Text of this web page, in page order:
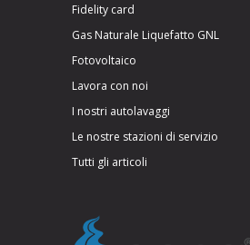
Fidelity card
Gas Naturale Liquefatto GNL
Fotovoltaico
Lavora con noi
I nostri autolavaggi
Le nostre stazioni di servizio
Tutti gli articoli